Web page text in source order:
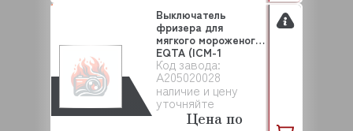
Код завода:
A205020028
наличие и цену
уточняйте
Выключатель
фризера для
мягкого мороженого
EQTA (ICM-1
A205020028...
Цена по